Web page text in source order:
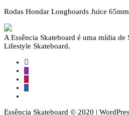
Rodas Hondar Longboards Juice 65mm
A Essência Skateboard é uma mídia
Lifestyle Skateboard.
Essência Skateboard © 2020 |